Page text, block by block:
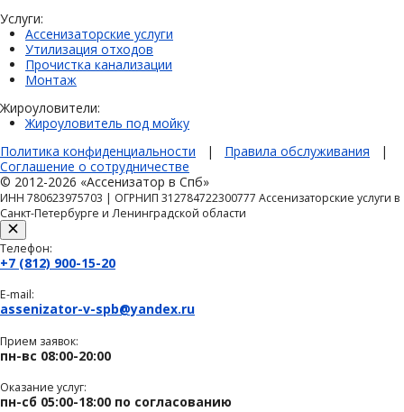
Услуги:
Ассенизаторские услуги
Утилизация отходов
Прочистка канализации
Монтаж
Жироуловители:
Жироуловитель под мойку
Политика конфиденциальности | Правила обслуживания |
Соглашение о сотрудничестве
© 2012-2026 «Ассенизатор в Спб»
ИНН 780623975703 | ОГРНИП 312784722300777 Ассенизаторские услуги в
Санкт-Петербурге и Ленинградской области
Телефон:
+7 (812) 900-15-20
E-mail:
assenizator-v-spb@yandex.ru
Прием заявок:
пн-вс 08:00-20:00
Оказание услуг:
пн-сб 05:00-18:00 по согласованию